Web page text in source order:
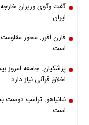
گفت وگوی وزیران خارجه
ایران
فارن افرز: محور
است
پزشکیان: جامعه امروز
اخلاق قرآنی نیاز دارد
نتانیاهو: ترامپ دوست
است